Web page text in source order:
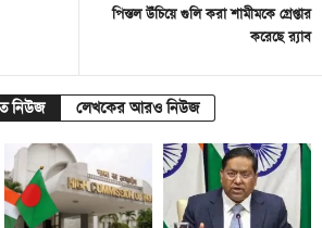
পিস্তল উঁচিয়ে গুলি করা শামীমকে গ্রেপ্তার
করেছে র‌্যাব
নিউজ লেখকের আরও নিউজ